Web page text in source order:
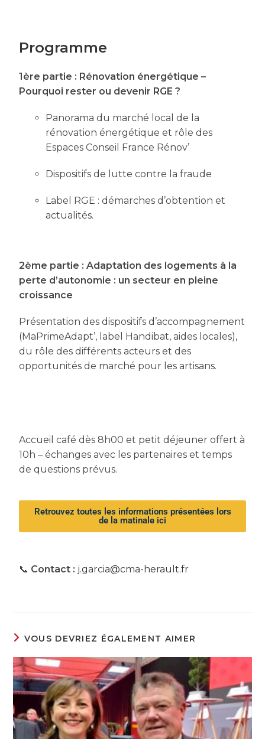
Programme
1ère partie : Rénovation énergétique –
Pourquoi rester ou devenir RGE ?
Panorama du marché local de la
rénovation énergétique et rôle des
Espaces Conseil France Rénov’
Dispositifs de lutte contre la fraude
Label RGE : démarches d’obtention et
actualités.
2ème partie : Adaptation des logements à la
perte d’autonomie : un secteur en pleine
croissance
Présentation des dispositifs d’accompagnement
(MaPrimeAdapt’, label Handibat, aides locales),
du rôle des différents acteurs et des
opportunités de marché pour les artisans.
Accueil café dès 8h00 et petit déjeuner offert à
10h – échanges avec les partenaires et temps
de questions prévus.
Retrouvez toutes les informations présentées lors
de la matinale ici
📞 Contact : j.garcia@cma-herault.fr
VOUS DEVRIEZ ÉGALEMENT AIMER